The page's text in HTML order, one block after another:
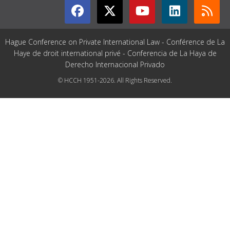
Hague Conference on Private International Law - Conférence de La
Haye de droit international privé - Conferencia de La Haya de
Derecho Internacional Privado
© HCCH 1951-2026. All Rights Reserved.